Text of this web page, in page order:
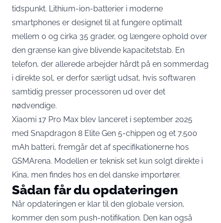
tidspunkt. Lithium-ion-batterier i moderne
smartphones er designet til at fungere optimalt
mellem 0 og cirka 35 grader, og længere ophold over
den grænse kan give blivende kapacitetstab. En
telefon, der allerede arbejder hårdt på en sommerdag
i direkte sol, er derfor særligt udsat, hvis softwaren
samtidig presser processoren ud over det
nødvendige.
Xiaomi 17 Pro Max blev lanceret i september 2025
med Snapdragon 8 Elite Gen 5-chippen og et 7.500
mAh batteri, fremgår det af specifikationerne hos
GSMArena. Modellen er teknisk set kun solgt direkte i
Kina, men findes hos en del danske importører.
Sådan får du opdateringen
Når opdateringen er klar til den globale version,
kommer den som push-notifikation. Den kan også